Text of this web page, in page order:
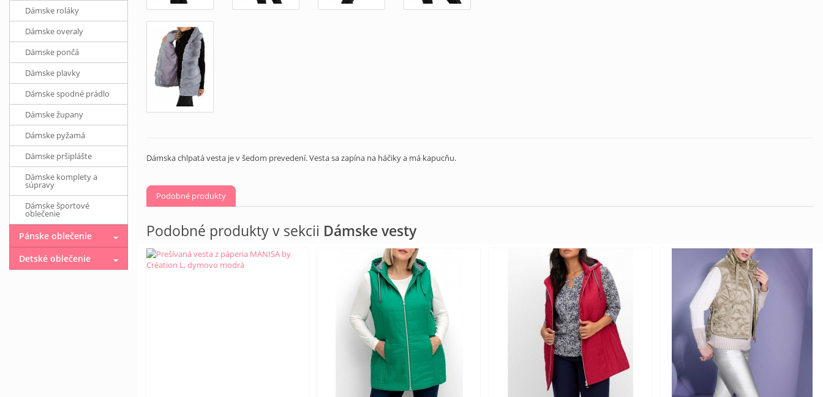
Dámska chlpatá vesta je v šedom prevedení. Vesta sa zapína na háčiky a má kapucňu.
Podobné produkty
Podobné produkty v sekcii Dámske vesty
Dámske roláky
Dámske overaly
Dámske pončá
Dámske plavky
Dámske spodné prádlo
Dámske župany
Dámske pyžamá
Dámske pršiplášte
Dámske komplety a
súpravy
Dámske športové
oblečenie
Pánske oblečenie
Detské oblečenie